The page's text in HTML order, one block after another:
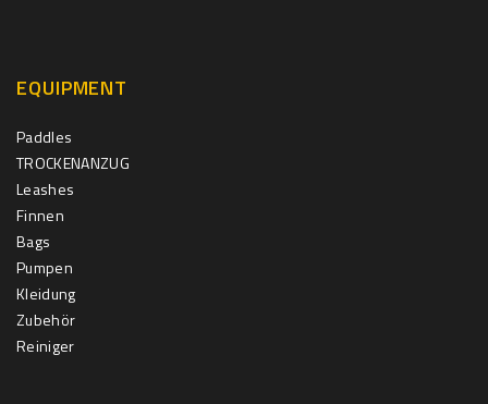
EQUIPMENT
Paddles
TROCKENANZUG
Leashes
Finnen
Bags
Pumpen
Kleidung
Zubehör
Reiniger